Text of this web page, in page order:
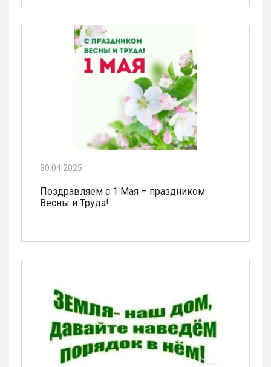
30.04.2025
Поздравляем с 1 Мая – праздником
Весны и Труда!